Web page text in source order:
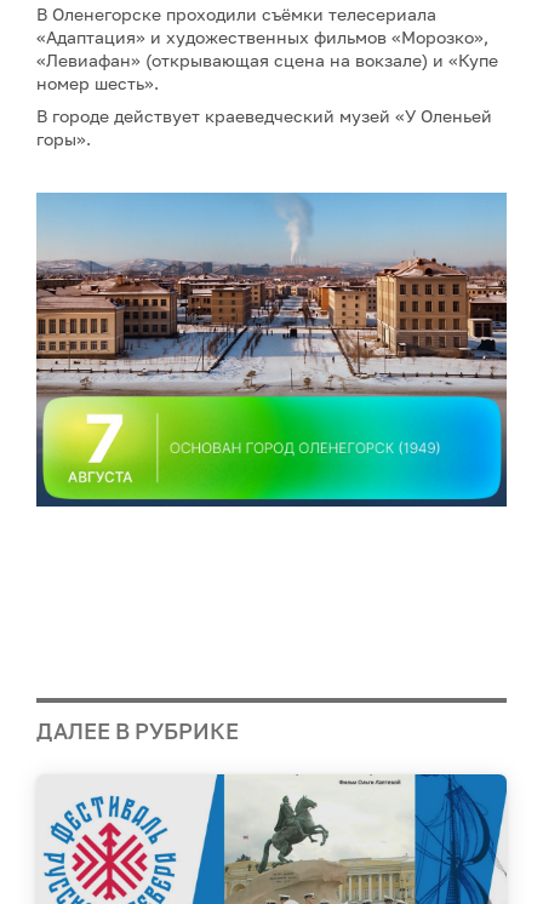
В Оленегорске проходили съёмки телесериала
«Адаптация» и художественных фильмов «Морозко»,
«Левиафан» (открывающая сцена на вокзале) и «Купе
номер шесть».
В городе действует краеведческий музей «У Оленьей
горы».
ДАЛЕЕ В РУБРИКЕ